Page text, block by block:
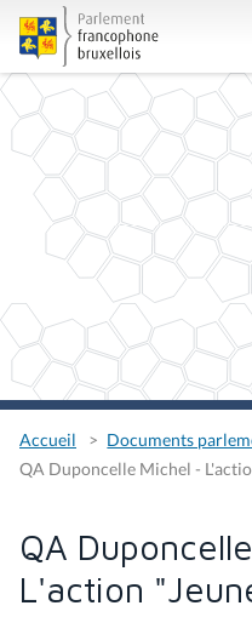
Accueil
Documents
QA Duponcelle Michel -
QA
L'action